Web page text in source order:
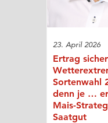
23. April 2026
Ertrag
Sortenwahl
denn je …
Mais-
Saatgut